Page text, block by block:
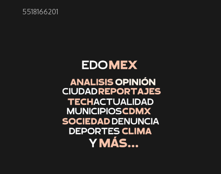
5518166201